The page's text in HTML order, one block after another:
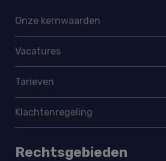
Onze kernwaarden
Vacatures
Tarieven
Klachtenregeling
Rechtsgebieden